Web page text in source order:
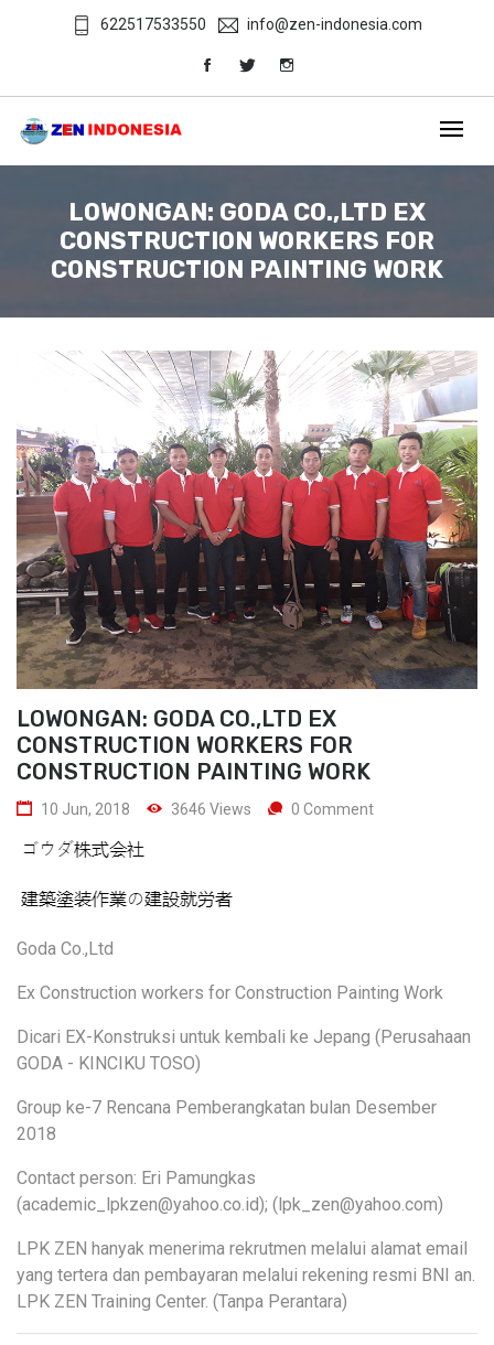
622517533550 info@zen-indonesia.com
LOWONGAN: GODA CO.,LTD EX
CONSTRUCTION WORKERS FOR
CONSTRUCTION PAINTING WORK
LOWONGAN: GODA CO.,LTD EX
CONSTRUCTION WORKERS FOR
CONSTRUCTION PAINTING WORK
10 Jun, 2018 3646 Views 0 Comment
Goda Co.,Ltd
Ex Construction workers for Construction Painting Work
Dicari EX-Konstruksi untuk kembali ke Jepang (Perusahaan
GODA - KINCIKU TOSO)
Group ke-7 Rencana Pemberangkatan bulan Desember
2018
Contact person: Eri Pamungkas
(academic_lpkzen@yahoo.co.id); (lpk_zen@yahoo.com)
LPK ZEN hanyak menerima rekrutmen melalui alamat email
yang tertera dan pembayaran melalui rekening resmi BNI an.
LPK ZEN Training Center. (Tanpa Perantara)